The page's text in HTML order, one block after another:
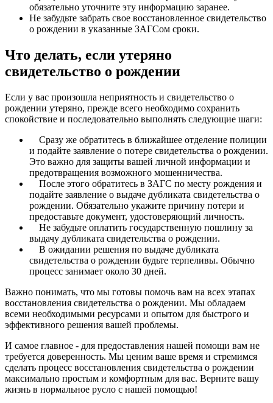
обязательно уточните эту информацию заранее.
Не забудьте забрать свое восстановленное свидетельство
о рождении в указанные ЗАГСом сроки.
Что делать, если утеряно
свидетельство о рождении
Если у вас произошла неприятность и свидетельство о
рождении утеряно, прежде всего необходимо сохранить
спокойствие и последовательно выполнять следующие шаги:
Сразу же обратитесь в ближайшее отделение полиции
и подайте заявление о потере свидетельства о рождении.
Это важно для защиты вашей личной информации и
предотвращения возможного мошенничества.
После этого обратитесь в ЗАГС по месту рождения и
подайте заявление о выдаче дубликата свидетельства о
рождении. Обязательно укажите причину потери и
предоставьте документ, удостоверяющий личность.
Не забудьте оплатить государственную пошлину за
выдачу дубликата свидетельства о рождении.
В ожидании решения по выдаче дубликата
свидетельства о рождении будьте терпеливы. Обычно
процесс занимает около 30 дней.
Важно понимать, что мы готовы помочь вам на всех этапах
восстановления свидетельства о рождении. Мы обладаем
всеми необходимыми ресурсами и опытом для быстрого и
эффективного решения вашей проблемы.
И самое главное - для предоставления нашей помощи вам не
требуется доверенность. Мы ценим ваше время и стремимся
сделать процесс восстановления свидетельства о рождении
максимально простым и комфортным для вас. Верните вашу
жизнь в нормальное русло с нашей помощью!